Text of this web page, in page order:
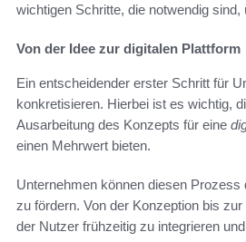
wichtigen Schritte, die notwendig
Von der Idee zur digitalen Plattform
Ein entscheidender erster Schritt für
konkretisieren. Hierbei ist es wichtig,
Ausarbeitung des Konzepts für eine
einen Mehrwert bieten.
Unternehmen können diesen
zu fördern. Von der Konzeption bis
der Nutzer frühzeitig zu integrieren